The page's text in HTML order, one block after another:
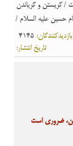
/ گریستن و گریاندن
حسین علیه السلام /
4145
تاریخ انتشار:
ضروری است